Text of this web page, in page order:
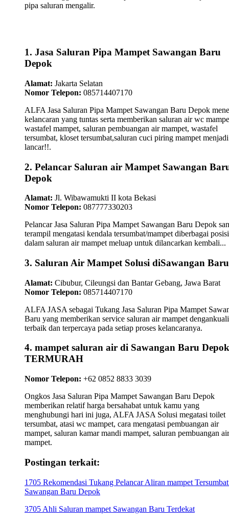
pipa saluran mengalir.
1. Jasa Saluran Pipa Mampet Sawangan Baru
Depok
Alamat: Jakarta Selatan
Nomor Telepon: 085714407170
ALFA Jasa Saluran Pipa Mampet Sawangan Baru Depok
kelancaran yang tuntas serta memberikan saluran air wc
wastafel mampet, saluran pembuangan air mampet, wastafel
tersumbat, kloset tersumbat,saluran cuci piring mampet menjadi
lancar!!.
2. Pelancar Saluran air Mampet Sawangan
Depok
Alamat: Jl. Wibawamukti II kota Bekasi
Nomor Telepon: 087777330203
Pelancar Jasa Saluran Pipa Mampet Sawangan Baru Depok
terampil mengatasi kendala tersumbat/mampet diberbagai
dalam saluran air mampet meluap untuk dilancarkan kembali...
3. Saluran Air Mampet Solusi diSawangan Baru
Alamat: Cibubur, Cileungsi dan Bantar Gebang, Jawa Barat
Nomor Telepon: 085714407170
ALFA JASA sebagai Tukang Jasa Saluran Pipa Mampet
Baru yang memberikan service saluran air mampet
terbaik dan terpercaya pada setiap proses kelancaranya.
4. mampet saluran air di Sawangan Baru Depok
TERMURAH
Nomor Telepon: +62 0852 8833 3039
Ongkos Jasa Saluran Pipa Mampet Sawangan Baru Depok
memberikan relatif harga bersahabat untuk kamu yang
menghubungi hari ini juga, ALFA JASA Solusi megatasi toilet
tersumbat, atasi wc mampet, cara mengatasi pembuangan air
mampet, saluran kamar mandi mampet, saluran pembuangan air
mampet.
Postingan terkait:
1705 Rekomendasi Tukang Pelancar Aliran mampet
Sawangan Baru Depok
3705 Ahli Saluran mampet Sawangan Baru Terdekat